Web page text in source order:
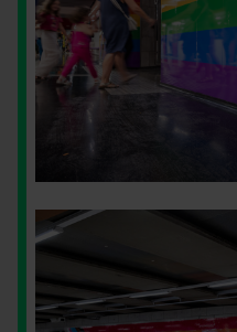
Imatge